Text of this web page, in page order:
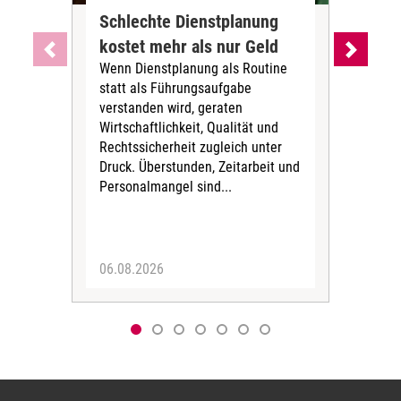
Schlechte Dienstplanung
kostet mehr als nur Geld
Wenn Dienstplanung als Routine
statt als Führungsaufgabe
verstanden wird, geraten
Wirtschaftlichkeit, Qualität und
Rechtssicherheit zugleich unter
Druck. Überstunden, Zeitarbeit und
Personalmangel sind...
06.08.2026